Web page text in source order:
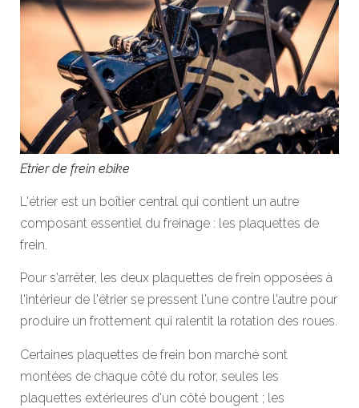
Etrier de frein ebike
L'étrier est un boîtier central qui contient un autre
composant essentiel du freinage : les plaquettes de
frein.
Pour s'arrêter, les deux plaquettes de frein opposées à
l'intérieur de l'étrier se pressent l'une contre l'autre pour
produire un frottement qui ralentit la rotation des roues.
Certaines plaquettes de frein bon marché sont
montées de chaque côté du rotor, seules les
plaquettes extérieures d'un côté bougent ; les